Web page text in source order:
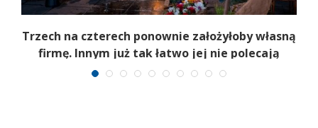
Trzech na czterech ponownie założyłoby własną
firmę. Innym już tak łatwo jej nie polecają